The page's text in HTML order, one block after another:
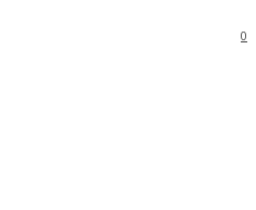
0